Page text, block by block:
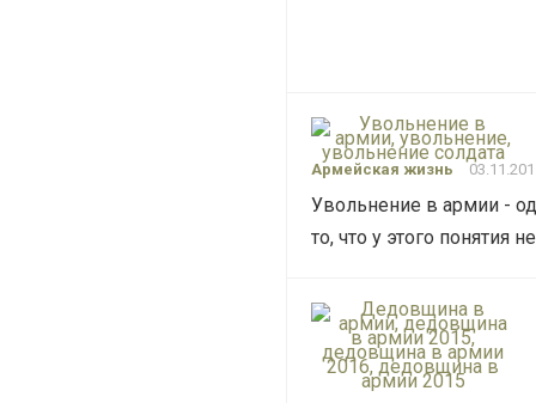
Армейская жизнь
Увольнение в армии -
то, что у этого понятия